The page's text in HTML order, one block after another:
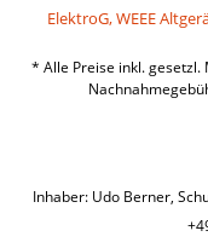
ElektroG, WEEE
* Alle Preise inkl.
Inhaber: Udo Berner,